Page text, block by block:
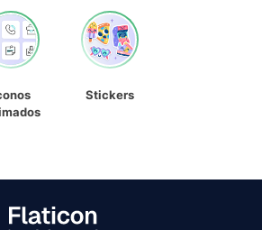
Stickers